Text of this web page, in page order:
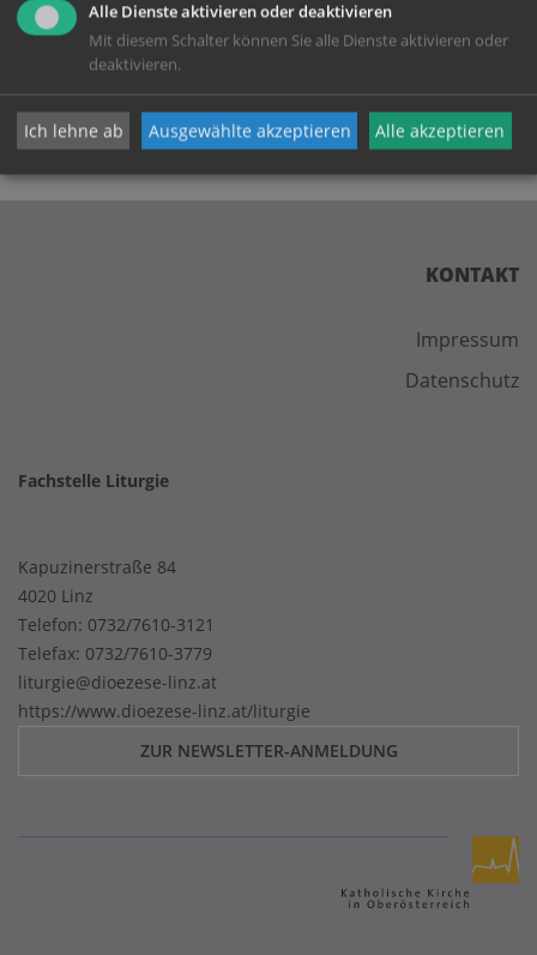
zurück
KONTAKT
Impressum
Datenschutz
Fachstelle Liturgie
Kapuzinerstraße 84
4020 Linz
Telefon: 0732/7610-3121
Telefax: 0732/7610-3779
liturgie@dioezese-linz.at
https://www.dioezese-linz.at/liturgie
ZUR NEWSLETTER-ANMELDUNG
Alle Dienste aktivieren oder deaktivieren
Mit diesem Schalter können Sie alle Dienste aktivieren oder
deaktivieren.
Ich lehne ab Ausgewählte akzeptieren Alle akzeptieren